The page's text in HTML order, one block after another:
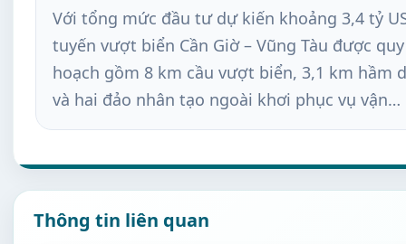
Với tổng mức đầu tư dự kiến khoảng 3,4 tỷ
tuyến vượt biển Cần Giờ – Vũng Tàu được quy
hoạch gồm 8 km cầu vượt biển, 3,1 km hầm
và hai đảo nhân tạo ngoài khơi phục vụ vận…
Thông tin liên quan